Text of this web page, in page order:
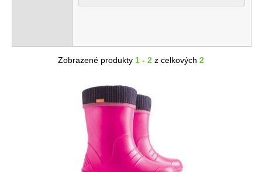
Zobrazené produkty 1 - 2 z celkových 2